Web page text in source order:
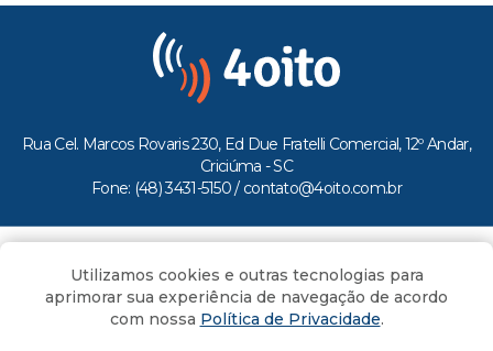
Rua Cel. Marcos Rovaris 230, Ed Due Fratelli Comercial, 12º Andar,
Criciúma - SC
Fone: (48) 3431-5150 / contato@4oito.com.br
Todos os direitos reservados ao Portal 4oito
Utilizamos cookies e outras tecnologias para
aprimorar sua experiência de navegação de acordo
com nossa Política de Privacidade.